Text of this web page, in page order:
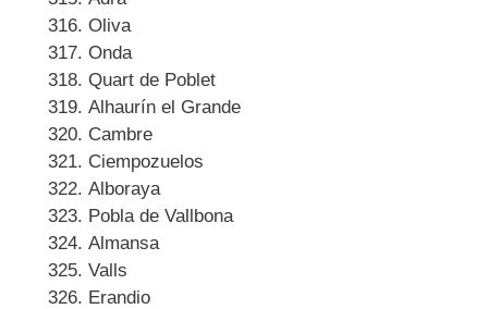
Oliva
Onda
Quart de Poblet
Alhaurín el Grande
Cambre
Ciempozuelos
Alboraya
Pobla de Vallbona
Almansa
Valls
Erandio